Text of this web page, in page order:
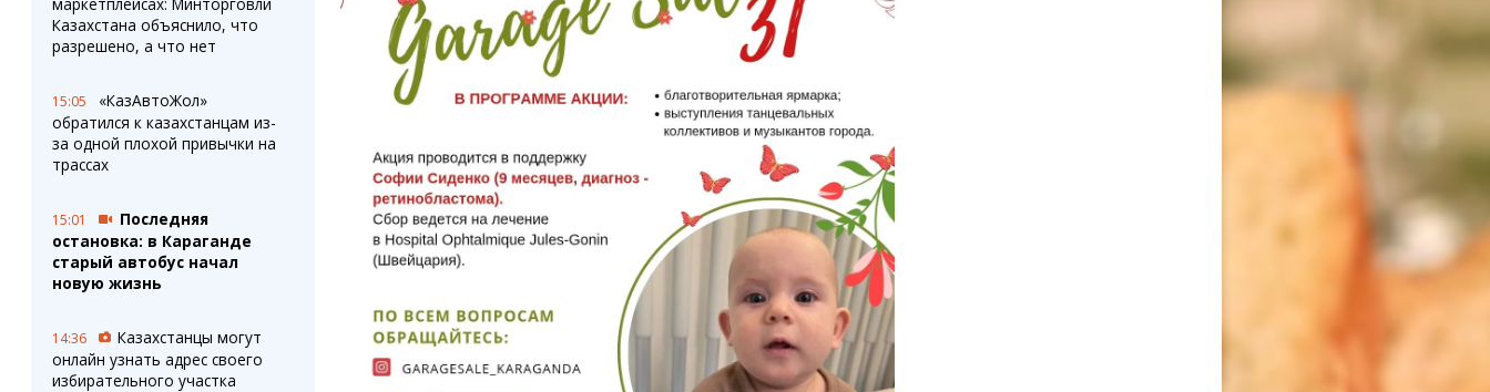
Казахстана объяснило, что
разрешено, а что нет
15:05
«КазАвтоЖол»
обратился к казахстанцам из-
за одной плохой привычки на
трассах
15:01
Последняя
остановка: в Караганде
старый автобус начал
новую жизнь
14:36
Казахстанцы могут
онлайн узнать адрес своего
избирательного участка